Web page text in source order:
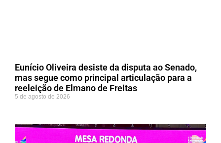
Eunício Oliveira desiste da disputa ao Senado,
mas segue como principal articulação para a
reeleição de Elmano de Freitas
5 de agosto de 2026